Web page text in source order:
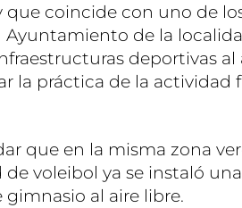
que coincide con uno de
Ayuntamiento de la
deportivas al
la práctica de la actividad
que en la misma zona
voleibol ya se instaló
al aire libre.